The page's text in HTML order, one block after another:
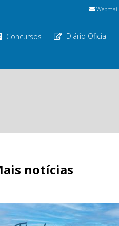
Webmail
Concursos Diário Oficial
notícias